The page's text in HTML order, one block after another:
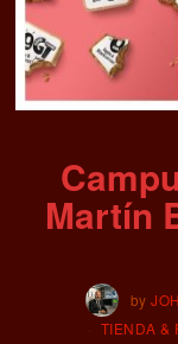
Martín
by
TIENDA &